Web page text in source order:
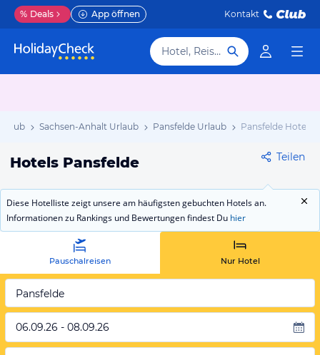
% Deals App öffnen Kontakt
Hotel, Reiseziel
Sachsen-Anhalt Urlaub Pansfelde Urlaub Pansfelde Hotels
Hotels Pansfelde Teilen
Diese Hotelliste zeigt unsere am häufigsten gebuchten Hotels an.
Informationen zu Rankings und Bewertungen findest Du hier
Pauschalreisen Nur Hotel
Pansfelde
06.09.26 - 08.09.26